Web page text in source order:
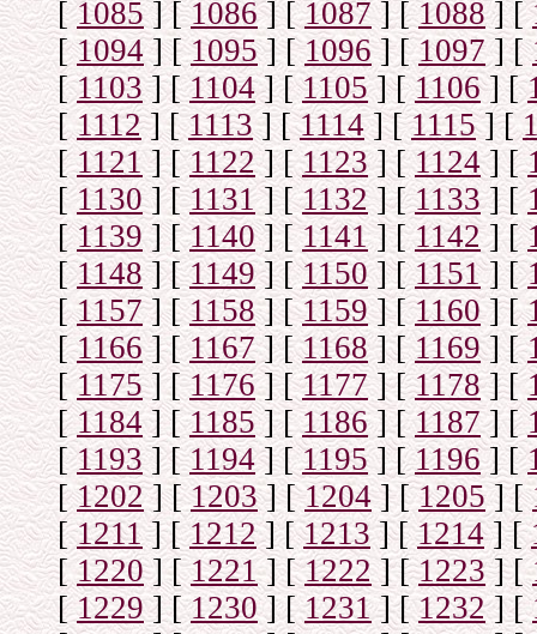
[1085] [1086] [1087] [1088] [
[1094] [1095] [1096] [1097] [
[1103] [1104] [1105] [1106] [
[1112] [1113] [1114] [1115] [
[1121] [1122] [1123] [1124] [
[1130] [1131] [1132] [1133] [
[1139] [1140] [1141] [1142] [
[1148] [1149] [1150] [1151] [
[1157] [1158] [1159] [1160] [
[1166] [1167] [1168] [1169] [
[1175] [1176] [1177] [1178] [
[1184] [1185] [1186] [1187] [
[1193] [1194] [1195] [1196] [
[1202] [1203] [1204] [1205] [
[1211] [1212] [1213] [1214] [
[ 1220] [1221] [1222] [1223] [
[1229] [1230] [1231] [1232] [